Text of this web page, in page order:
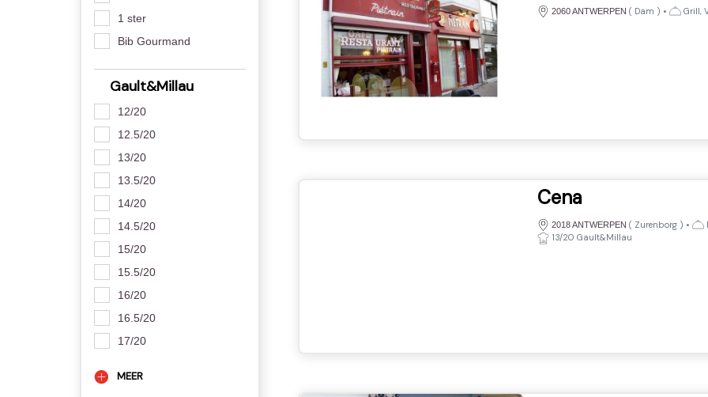
1 ster
Bib Gourmand
Gault&Millau
12/20
12.5/20
13/20
13.5/20
14/20
14.5/20
15/20
15.5/20
16/20
16.5/20
17/20
MEER
2060 ANTWERPEN ( Dam ) • Grill,
Cena
2018 ANTWERPEN ( Zurenborg) •
13/20 Gault&Millau